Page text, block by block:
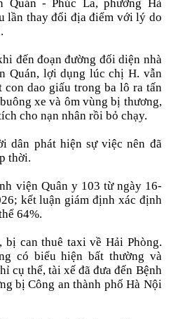
Quán - Phúc La, phường Hà
lần thay đổi địa điểm với lý do
đến đoạn đường đối diện nhà
Quán, lợi dụng lúc chị H. vẫn
dao giấu trong ba lô ra tấn
xe và ôm vùng bị thương,
cho nạn nhân rồi bỏ chạy.
dân phát hiện sự việc nên đã
thời.
viện Quân y 103 từ ngày 16-
kết luận giám định xác định
64%.
bị can thuê taxi về Hải Phòng.
có biểu hiện bất thường và
cụ thể, tài xế đã đưa đến Bệnh
bị Công an thành phố Hà Nội